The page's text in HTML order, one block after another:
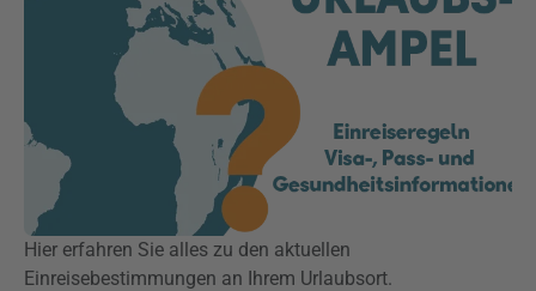
Hier erfahren Sie alles zu den aktuellen
Einreisebestimmungen an Ihrem Urlaubsort.